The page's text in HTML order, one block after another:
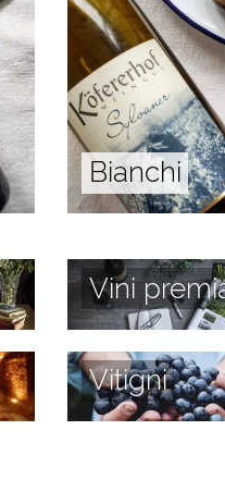
Bianchi
Vini
Vitigni